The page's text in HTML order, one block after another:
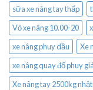
sữa xe nâng tay thấp
Vỏ xe nâng 10.00-20
xe nâng phuy dầu
Xe
xe nâng quay đổ phuy
Xe nâng tay 2500kg nhật